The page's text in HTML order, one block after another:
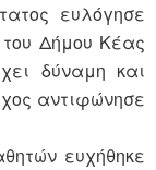
ευλόγησε
Δήμου Κέας
δύναμη και
αντιφώνησε
ευχήθηκε